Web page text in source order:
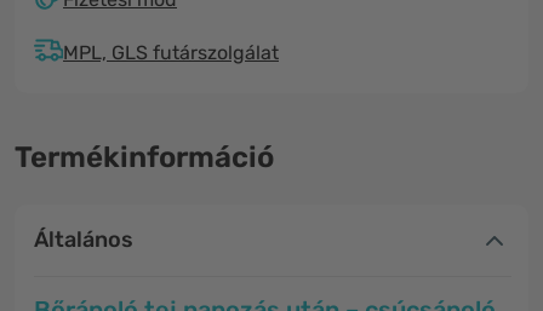
MPL, GLS futárszolgálat
Termékinformáció
Általános